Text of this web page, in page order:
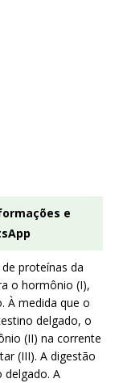
e
proteínas da
o hormônio (I),
À medida que o
delgado, o
(II) na corrente
(III). A digestão
delgado. A